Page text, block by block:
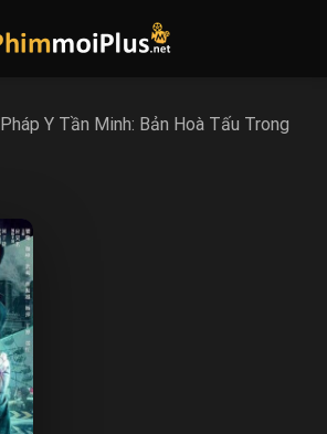
Pháp Y Tần Minh: Bản Hoà Tấu Trong